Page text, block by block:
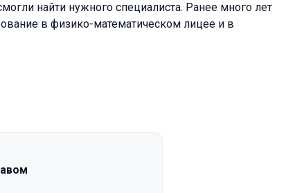
найти нужного специалиста. Ранее много лет
в физико-математическом лицее и в
2026 Spring